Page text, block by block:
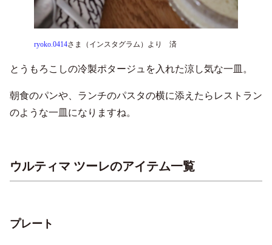
ryoko.0414さま（インスタグラム）より 済
とうもろこしの冷製ポタージュを入れた涼し気な一皿。
朝食のパンや、ランチのパスタの横に添えたらレストラン
のような一皿になりますね。
ウルティマ ツーレのアイテム一覧
プレート